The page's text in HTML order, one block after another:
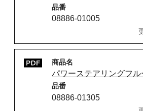
品番
08886-01005
商品名
パワーステアリングフル
品番
08886-01305